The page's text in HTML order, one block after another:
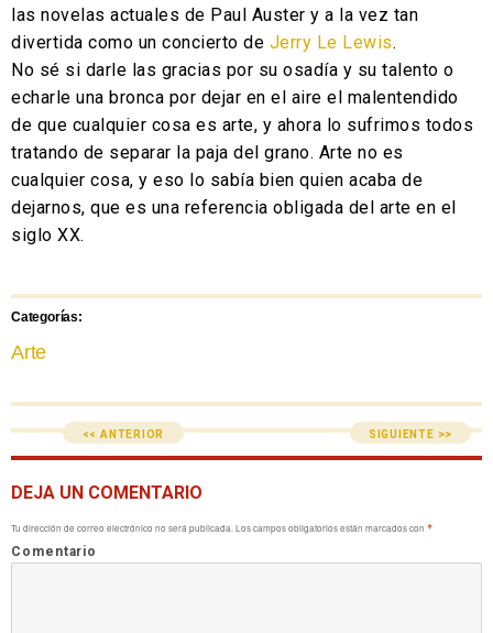
las novelas actuales de Paul Auster y a la vez tan
divertida como un concierto de Jerry Le Lewis.
No sé si darle las gracias por su osadía y su talento o
echarle una bronca por dejar en el aire el malentendido
de que cualquier cosa es arte, y ahora lo sufrimos todos
tratando de separar la paja del grano. Arte no es
cualquier cosa, y eso lo sabía bien quien acaba de
dejarnos, que es una referencia obligada del arte en el
siglo XX.
Categorías:
Arte
<< ANTERIOR SIGUIENTE >>
DEJA UN COMENTARIO
Tu dirección de correo electrónico no será publicada. Los campos obligatorios están marcados con *
Comentario